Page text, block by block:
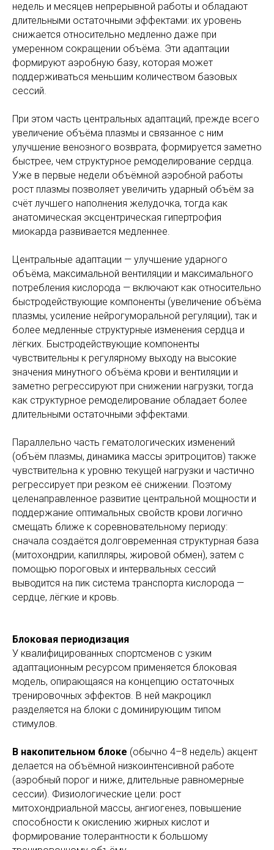
недель и месяцев непрерывной работы и обладают
длительными остаточными эффектами: их уровень
снижается относительно медленно даже при
умеренном сокращении объёма. Эти адаптации
формируют аэробную базу, которая может
поддерживаться меньшим количеством базовых
сессий.
При этом часть центральных адаптаций, прежде всего
увеличение объёма плазмы и связанное с ним
улучшение венозного возврата, формируется заметно
быстрее, чем структурное ремоделирование сердца.
Уже в первые недели объёмной аэробной работы
рост плазмы позволяет увеличить ударный объём за
счёт лучшего наполнения желудочка, тогда как
анатомическая эксцентрическая гипертрофия
миокарда развивается медленнее.
Центральные адаптации — улучшение ударного
объёма, максимальной вентиляции и максимального
потребления кислорода — включают как относительно
быстродействующие компоненты (увеличение объёма
плазмы, усиление нейрогуморальной регуляции), так и
более медленные структурные изменения сердца и
лёгких. Быстродействующие компоненты
чувствительны к регулярному выходу на высокие
значения минутного объёма крови и вентиляции и
заметно регрессируют при снижении нагрузки, тогда
как структурное ремоделирование обладает более
длительными остаточными эффектами.
Параллельно часть гематологических изменений
(объём плазмы, динамика массы эритроцитов) также
чувствительна к уровню текущей нагрузки и частично
регрессирует при резком её снижении. Поэтому
целенаправленное развитие центральной мощности и
поддержание оптимальных свойств крови логично
смещать ближе к соревновательному периоду:
сначала создаётся долговременная структурная база
(митохондрии, капилляры, жировой обмен), затем с
помощью пороговых и интервальных сессий
выводится на пик система транспорта кислорода —
сердце, лёгкие и кровь.
Блоковая периодизация
У квалифицированных спортсменов с узким
адаптационным ресурсом применяется блоковая
модель, опирающаяся на концепцию остаточных
тренировочных эффектов. В ней макроцикл
разделяется на блоки с доминирующим типом
стимулов.
В накопительном блоке (обычно 4–8 недель) акцент
делается на объёмной низкоинтенсивной работе
(аэробный порог и ниже, длительные равномерные
сессии). Физиологические цели: рост
митохондриальной массы, ангиогенез, повышение
способности к окислению жирных кислот и
формирование толерантности к большому